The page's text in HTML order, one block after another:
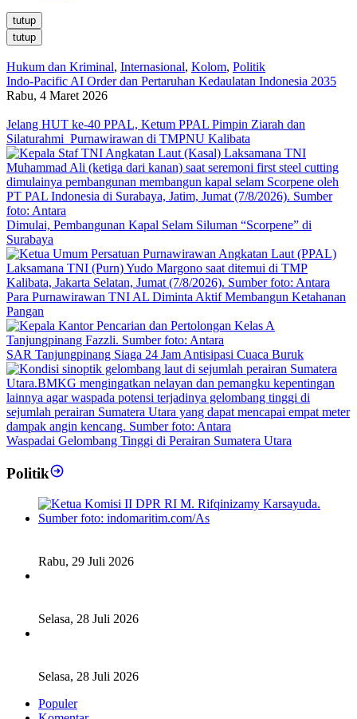
tutup
tutup
Hukum dan Kriminal, Internasional, Kolom, Politik
Indo-Pacific AI Order dan Pertaruhan Kedaulatan Indonesia 2035
Rabu, 4 Maret 2026
Jelang HUT ke-40 PPAL, Ketum PPAL Pimpin Ziarah dan
Silaturahmi Purnawirawan di TMPNU Kalibata
Dimulai, Pembangunan Kapal Selam Siluman “Scorpene” di
Surabaya
Para Purnawirawan TNI AL Diminta Aktif Membangun Ketahanan
Pangan
SAR Tanjungpinang Siaga 24 Jam Antisipasi Cuaca Buruk
Waspadai Gelombang Tinggi di Perairan Sumatera Utara
Politik
Rabu, 29 Juli 2026
Selasa, 28 Juli 2026
Selasa, 28 Juli 2026
Populer